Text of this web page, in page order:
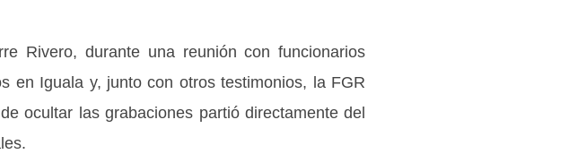
Rivero, durante una reunión con funcionarios
en Iguala y, junto con otros testimonios, la FGR
ocultar las grabaciones partió directamente del